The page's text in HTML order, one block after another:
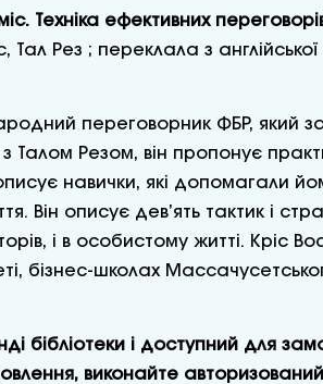
Техніка ефективних
Рез ; переклала з
переговорник ФБР, який
з Талом Резом, він пропонує
навички, які допомагали
Він описує дев’ять тактик і
і в особистому житті. Кріс
бізнес-школах
бібліотеки і доступний для
виконайте авторизований